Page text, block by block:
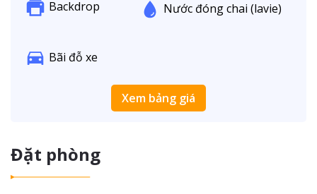
Backdrop Nước đóng chai (lavie)
Bãi đỗ xe
Xem bảng giá
Đặt phòng